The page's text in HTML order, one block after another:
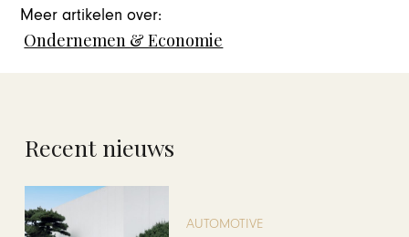
Meer artikelen over:
Ondernemen & Economie
Recent nieuws
AUTOMOTIVE